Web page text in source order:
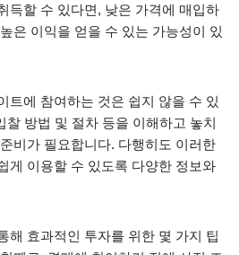
득할 수 있다면, 낮은 가격에 매입하
은 이익을 얻을 수 있는 가능성이 있
트에 참여하는 것은 쉽지 않을 수 있
찰 방법 및 절차 등을 이해하고 놓치
비가 필요합니다. 다행히도 이러한
게 이용할 수 있도록 다양한 정보와
해 효과적인 투자를 위한 몇 가지 팁